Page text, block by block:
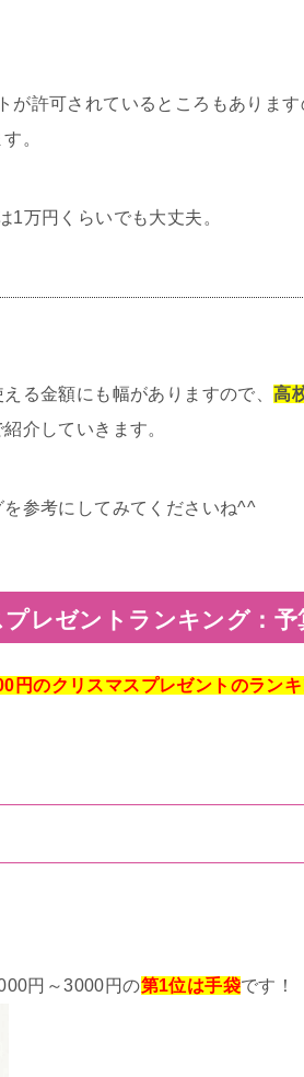
が許可されているところもありま
。
1万円くらいでも大丈夫。
る金額にも幅がありますので、高
紹介していきます。
参考にしてみてくださいね^^
レゼントランキング：予
円のクリスマスプレゼントのラン
円～3000円の第1位は手袋です！